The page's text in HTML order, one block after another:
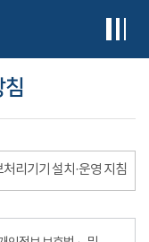
침
리기기 설치·운영 지침